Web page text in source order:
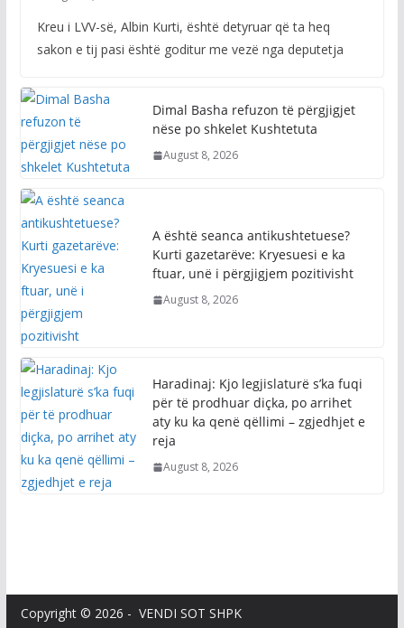
Kreu i LVV-së, Albin Kurti, është detyruar që ta heq
sakon e tij pasi është goditur me vezë nga deputetja
Dimal Basha refuzon të përgjigjet
nëse po shkelet Kushtetuta
August 8, 2026
A është seanca antikushtetuese?
Kurti gazetarëve: Kryesuesi e ka
ftuar, unë i përgjigjem pozitivisht
August 8, 2026
Haradinaj: Kjo legjislaturë s’ka fuqi
për të prodhuar diçka, po arrihet
aty ku ka qenë qëllimi – zgjedhjet e
reja
August 8, 2026
Copyright © 2026 - VENDI SOT SHPK